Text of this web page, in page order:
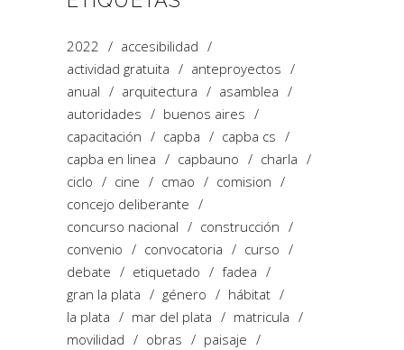
2022
accesibilidad
actividad gratuita
anteproyectos
anual
arquitectura
asamblea
autoridades
buenos aires
capacitación
capba
capba cs
capba en linea
capbauno
charla
ciclo
cine cmao
comision
concejo deliberante
concurso nacional
construcción
convenio
convocatoria
curso
debate
etiquetado
fadea
gran la plata
género
hábitat
la plata
mar del plata
matricula
movilidad
obras
paisaje